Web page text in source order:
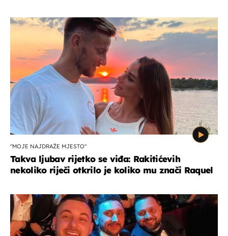
"MOJE NAJDRAŽE MJESTO"
Takva ljubav rijetko se viđa: Rakitićevih
nekoliko riječi otkrilo je koliko mu znači Raquel